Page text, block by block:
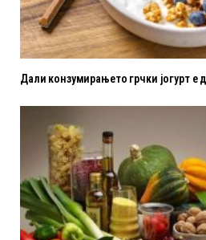
Дали конзумирањето грчки јогурт е